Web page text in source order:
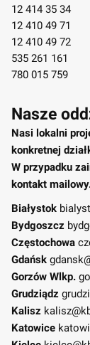
12 414 35 34
12 410 49 71
12 410 49 72
535 261 161
780 015 759
Nasze
Nasi lokalni
konkretnej
W przypadku
kontakt
Białystok
Bydgoszcz
Częstochowa
Gdańsk
Gorzów Wlkp.
Grudziądz
Kalisz
Katowice